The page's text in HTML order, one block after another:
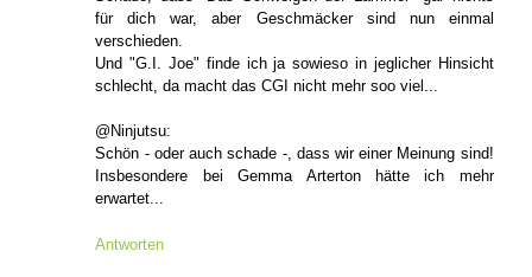
für dich war, aber Geschmäcker sind nun einmal
verschieden.
Und "G.I. Joe" finde ich ja sowieso in jeglicher Hinsicht
schlecht, da macht das CGI nicht mehr soo viel...
@Ninjutsu:
Schön - oder auch schade -, dass wir einer Meinung sind!
Insbesondere bei Gemma Arterton hätte ich mehr
erwartet...
Antworten